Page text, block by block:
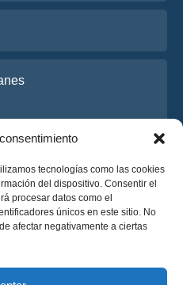
tecnologías como las cookies
del dispositivo. Consentir el
procesar datos como el
únicos en este sitio. No
afectar negativamente a ciertas
de Privacidadde OsaBus.